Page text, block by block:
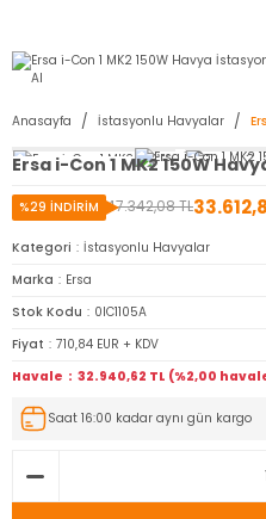
Anasayfa İstasyonlu Havyalar
Ersa i-Con 1 MK2 150W
47.342,08 TL
%29 İNDİRİM
Kategori
İstasyonlu Havyalar
Marka
Ersa
Stok Kodu
0IC1105A
Fiyat
710,84 EUR + KDV
Havale
32.940,62 TL (%2,00
Saat 16:00 kadar aynı gün kargo